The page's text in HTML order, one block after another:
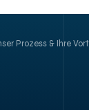
Prozess & Ihre